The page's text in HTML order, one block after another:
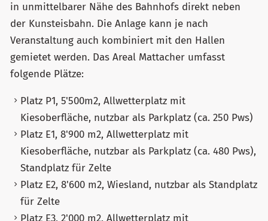
in unmittelbarer Nähe des Bahnhofs direkt neben
der Kunsteisbahn. Die Anlage kann je nach
Veranstaltung auch kombiniert mit den Hallen
gemietet werden. Das Areal Mattacher umfasst
folgende Plätze:
Platz P1, 5'500m2, Allwetterplatz mit
Kiesoberfläche, nutzbar als Parkplatz (ca. 250 Pws)
Platz E1, 8'900 m2, Allwetterplatz mit
Kiesoberfläche, nutzbar als Parkplatz (ca. 480 Pws),
Standplatz für Zelte
Platz E2, 8'600 m2, Wiesland, nutzbar als Standplatz
für Zelte